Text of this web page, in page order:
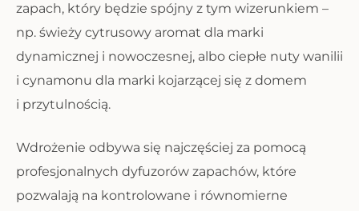
zapach, który będzie spójny z tym wizerunkiem –
np. świeży cytrusowy aromat dla marki
dynamicznej i nowoczesnej, albo ciepłe nuty wanilii
i cynamonu dla marki kojarzącej się z domem
i przytulnością.
Wdrożenie odbywa się najczęściej za pomocą
profesjonalnych dyfuzorów zapachów, które
pozwalają na kontrolowane i równomierne